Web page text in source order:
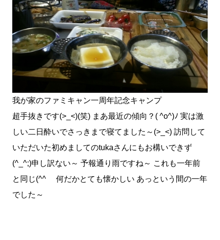
我が家のファミキャン一周年記念キャンプ
超手抜きです(>_<)(笑) まあ最近の傾向？( ^o^)ﾉ 実は激
しい二日酔いでさっきまで寝てました～(>_<) 訪問して
いただいた初めましてのtukaさんにもお構いできず
(^_^;)申し訳ない～ 予報通り雨ですね～ これも一年前
と同じ(^^ゞ 何だかとても懐かしい あっという間の一年
でした～